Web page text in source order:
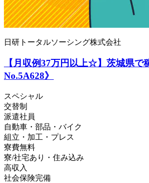
日研トータルソーシング株式会社
【月収例37万円以上☆】茨城県
No.5A628》
スペシャル
交替制
派遣社員
自動車・部品・バイク
組立・加工・プレス
寮費無料
寮/社宅あり・住み込み
高収入
社会保険完備